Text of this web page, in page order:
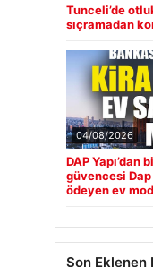
Tunceli’de
sıçramadan
04/08/2026
DAP Yapı’dan
güvencesi
ödeyen ev
Son Eklenen